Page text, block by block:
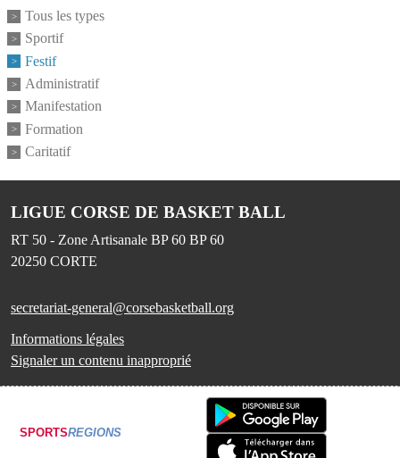
Tous les types
Sportif
Festif
Administratif
Manifestation
Formation
Caritatif
LIGUE CORSE DE BASKET BALL
RT 50 - Zone Artisanale BP 60 BP 60
20250 CORTE
secretariat-general@corsebasketball.org
Informations légales
Signaler un contenu inapproprié
SPORTSREGIONS